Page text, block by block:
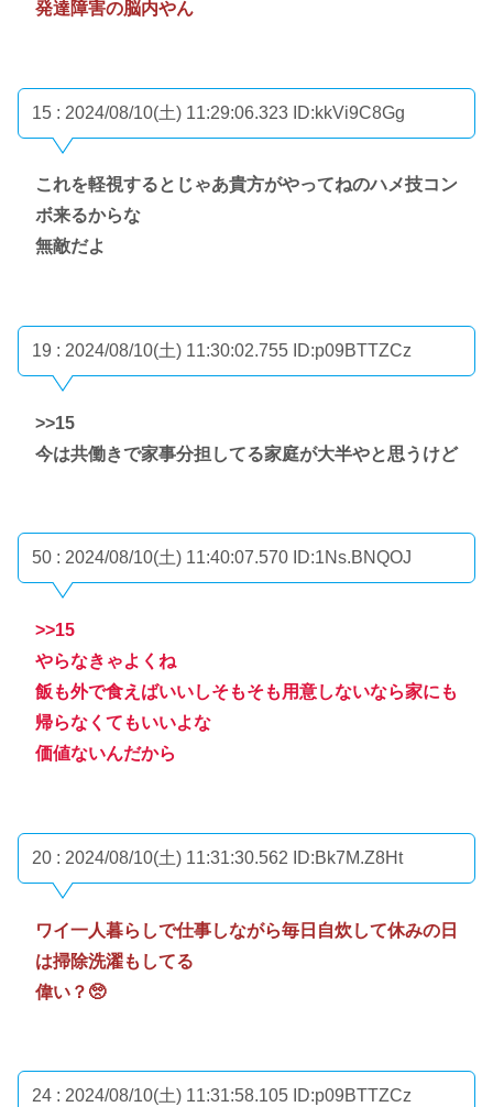
発達障害の脳内やん
15 : 2024/08/10(土) 11:29:06.323 ID:kkVi9C8Gg
これを軽視するとじゃあ貴方がやってねのハメ技コン
ボ来るからな
無敵だよ
19 : 2024/08/10(土) 11:30:02.755 ID:p09BTTZCz
>>15
今は共働きで家事分担してる家庭が大半やと思うけど
50 : 2024/08/10(土) 11:40:07.570 ID:1Ns.BNQOJ
>>15
やらなきゃよくね
飯も外で食えばいいしそもそも用意しないなら家にも
帰らなくてもいいよな
価値ないんだから
20 : 2024/08/10(土) 11:31:30.562 ID:Bk7M.Z8Ht
ワイ一人暮らしで仕事しながら毎日自炊して休みの日
は掃除洗濯もしてる
偉い？🥺
24 : 2024/08/10(土) 11:31:58.105 ID:p09BTTZCz